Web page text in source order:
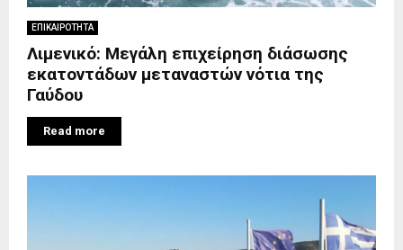
ΕΠΙΚΑΙΡΟΤΗΤΑ
Λιμενικό: Μεγάλη επιχείρηση διάσωσης
εκατοντάδων μεταναστών νότια της
Γαύδου
Read more